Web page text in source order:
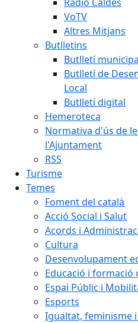
VoTV
Altres Mitjans
Butlletins
Butlletí
Butlletí de
Local
Butlletí digital
Hemeroteca
Normativa d'ús de
l'Ajuntament
RSS
Turisme
Temes
Foment del català
Acció Social i Salut
Acords i
Cultura
Desenvolupament
Educació i formació
Espai Públic i
Esports
Igualtat, feminisme